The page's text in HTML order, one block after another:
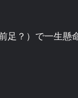
足？）で一生懸